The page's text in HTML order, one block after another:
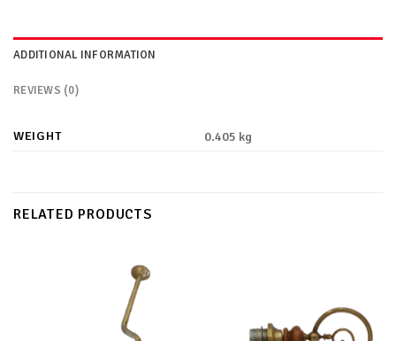
ADDITIONAL INFORMATION
REVIEWS (0)
WEIGHT 0.405 kg
RELATED PRODUCTS